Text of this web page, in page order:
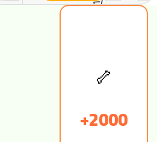
🦴
2000+